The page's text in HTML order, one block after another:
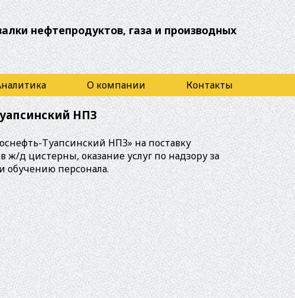
нефтепродуктов, газа и производных
О компании Контакты
НПЗ
Туапсинский НПЗ» на поставку
ж/д цистерны, оказание услуг по надзору за
обучению персонала.